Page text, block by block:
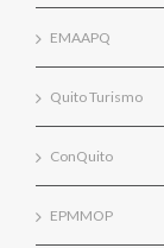
EMAAPQ
Quito Turismo
ConQuito
EPMMOP